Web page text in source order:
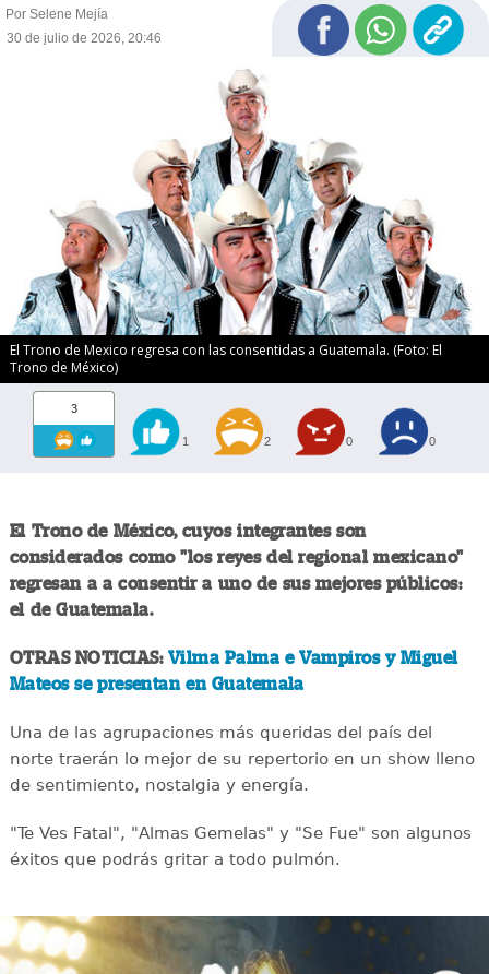
Por Selene Mejía
30 de julio de 2026, 20:46
El Trono de Mexico regresa con las consentidas a Guatemala. (Foto: El
Trono de México)
3
1 2 0 0
El Trono de México, cuyos integrantes son
considerados como "los reyes del regional mexicano"
regresan a a consentir a uno de sus mejores públicos:
el de Guatemala.
OTRAS NOTICIAS:Vilma Palma e Vampiros y Miguel
Mateos se presentan en Guatemala
Una de las agrupaciones más queridas del país del
norte traerán lo mejor de su repertorio en un show lleno
de sentimiento, nostalgia y energía.
"Te Ves Fatal", "Almas Gemelas" y "Se Fue" son algunos
éxitos que podrás gritar a todo pulmón.